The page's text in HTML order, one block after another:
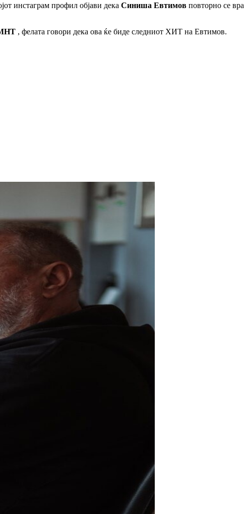
инстаграм профил објави дека Синиша Евтимов повторно се
, фелата говори дека ова ќе биде следниот ХИТ на Евтимов.